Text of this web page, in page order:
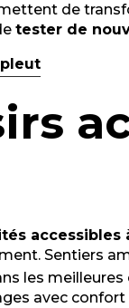
de
tester de
accessibles
Sentiers
les
avec